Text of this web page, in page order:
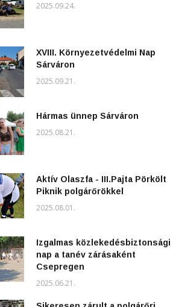
2025.09.24.
XVIII. Környezetvédelmi Nap
Sárváron
2025.09.21.
Hármas ünnep Sárváron
2025.08.21.
Aktív Olaszfa - III.Pajta Pörkölt
Piknik polgárőrökkel
2025.08.01.
Izgalmas közlekedésbiztonsági
nap a tanév zárásaként
Csepregen
2025.06.21.